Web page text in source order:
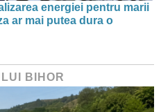
energiei pentru marii
ar mai putea dura o
BIHOR